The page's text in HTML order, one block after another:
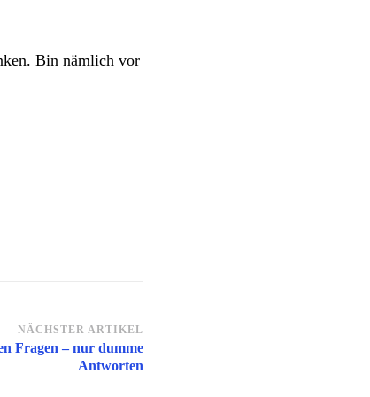
Bin nämlich vor
NÄCHSTER ARTIKEL
Fragen – nur dumme
Antworten